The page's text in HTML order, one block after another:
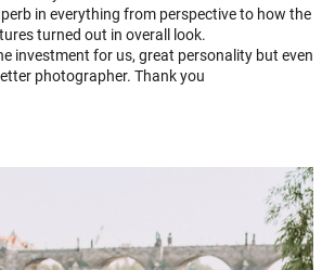
in everything from perspective to how the
turned out in overall look.
investment for us, great personality but even
photographer. Thank you